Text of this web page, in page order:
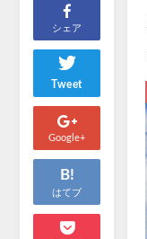
シェア
Tweet
Google+
B!
はてブ